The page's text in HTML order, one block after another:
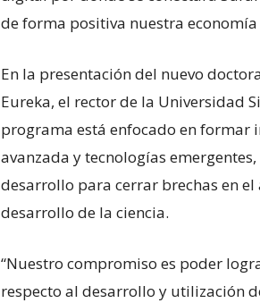
de forma positiva nuestra
En la presentación del nuevo
Eureka, el rector de la Universidad
programa está enfocado en formar
avanzada y tecnologías
desarrollo para cerrar brechas en
desarrollo de la ciencia.
“Nuestro compromiso es poder
respecto al desarrollo y utilización